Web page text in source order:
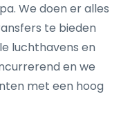
We doen er alles
te bieden
luchthavens en
en we
met een hoog